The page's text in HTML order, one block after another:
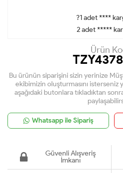
?1 adet ****
2 adet *****
Ürün
Bu ürünün siparişini sizin yerinize
ekibimizin oluşturmasını isterseniz
aşağıdaki butonlara tıkladıktan
Whatsapp ile Sipariş
Güvenli Alışveriş
İmkanı